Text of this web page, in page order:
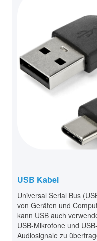
USB Kabel
Universal Serial Bus
von Geräten und
kann USB auch
USB-Mikrofone und
Audiosignale zu